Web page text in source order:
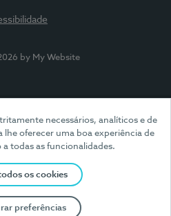
necessários, analíticos e de
oferecer uma boa experiência de
a todas as funcionalidades.
os cookies
preferências
by My Website